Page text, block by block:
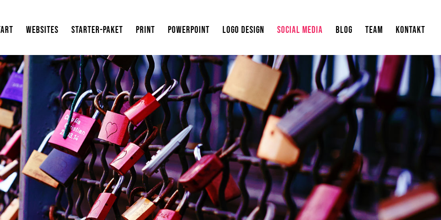
WEBSITES STARTER-PAKET PRINT POWERPOINT LOGO DESIGN SOCIAL MEDIA BLOG TEAM KONTAKT